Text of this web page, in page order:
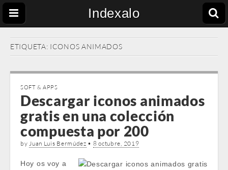
Indexalo
ETIQUETA: ICONOS ANIMADOS
SOFT & APPS
Descargar iconos animados
gratis en una colección
compuesta por 200
byJuan Luis Bermúdez • 8 octubre, 2019
Hoy os voy a